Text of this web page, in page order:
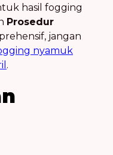
hasil fogging
Prosedur
jangan
nyamuk
.